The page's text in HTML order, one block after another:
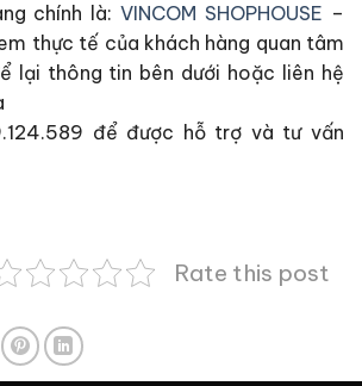
chính là: VINCOM SHOPHOUSE –
thực tế của khách hàng quan tâm
lại thông tin bên dưới hoặc liên hệ
để được hỗ trợ và tư vấn
Rate this post